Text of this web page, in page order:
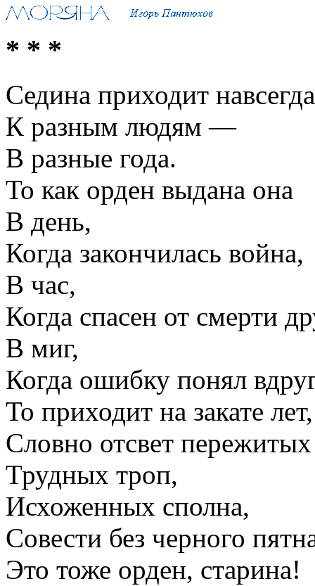
* * *
Седина приходит навсегда
К разным людям —
В разные года.
То как орден выдана она
В день,
Когда закончилась война,
В час,
Когда спасен от смерти
В миг,
Когда ошибку понял
То приходит на закате лет,
Словно отсвет
Трудных троп,
Исхоженных сполна,
Совести без черного
Это тоже орден, старина!